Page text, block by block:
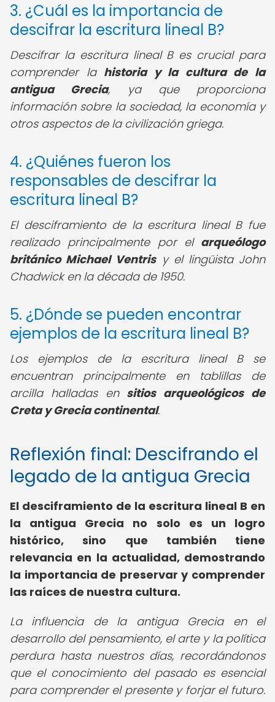
3. ¿Cuál es la importancia de
descifrar la escritura lineal B?
Descifrar la escritura lineal B es crucial para
comprender la historia y la cultura de la
antigua Grecia, ya que proporciona
información sobre la sociedad, la economía y
otros aspectos de la civilización griega.
4. ¿Quiénes fueron los
responsables de descifrar la
escritura lineal B?
El desciframiento de la escritura lineal B fue
realizado principalmente por el arqueólogo
británico Michael Ventrisy el lingüista John
Chadwick en la década de 1950.
5. ¿Dónde se pueden encontrar
ejemplos de la escritura lineal B?
Los ejemplos de la escritura lineal B se
encuentran principalmente en tablillas de
arcilla halladas en sitios arqueológicos de
Creta y Grecia continental.
Reflexión final: Descifrando el
legado de la antigua Grecia
El desciframiento de la escritura lineal B en
la antigua Grecia no solo es un logro
histórico, sino que también tiene
relevancia en la actualidad, demostrando
la importancia de preservar y comprender
las raíces de nuestra cultura.
La influencia de la antigua Grecia en el
desarrollo del pensamiento, el arte y la política
perdura hasta nuestros días, recordándonos
que el conocimiento del pasado es esencial
para comprender el presente y forjar el futuro.